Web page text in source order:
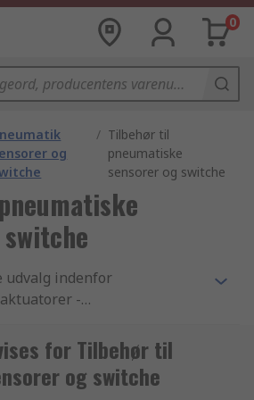
0
og
/ Tilbehør til
pneumatiske
sensorer og switche
udvalg indenfor
-
af tusindvis af
og transmissionselementer
for ikke at nævne en
for Tilbehør til
og switche